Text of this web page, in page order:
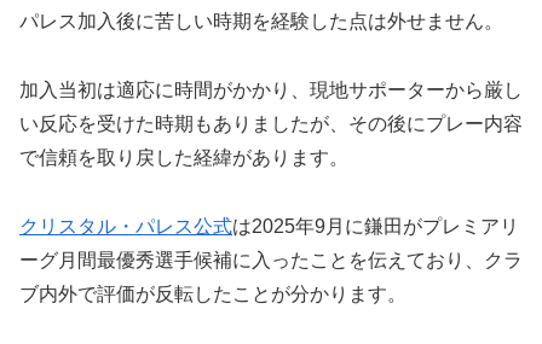
パレス加入後に苦しい時期を経験した点は外せません。
加入当初は適応に時間がかかり、現地サポーターから厳し
い反応を受けた時期もありましたが、その後にプレー内容
で信頼を取り戻した経緯があります。
クリスタル・パレス公式は2025年9月に鎌田がプレミアリ
ーグ月間最優秀選手候補に入ったことを伝えており、クラ
ブ内外で評価が反転したことが分かります。